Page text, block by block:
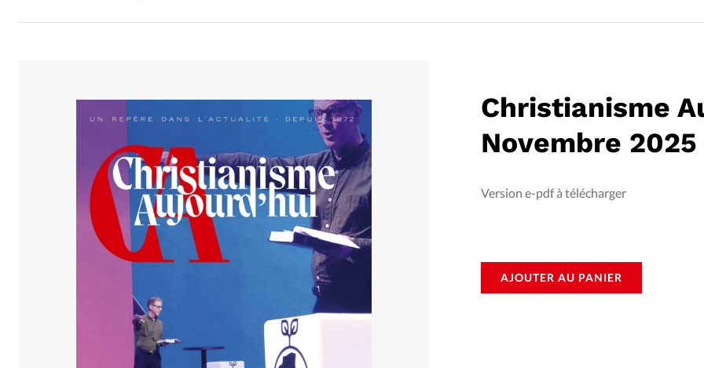
Culture
Dossier Eglises
Foi
Publireportage
Relations Aujourd'hui
Société
Tour du monde des Eglises
Trait d'Ixène
Vécu Vie Intérieure
La
La
Mon
Christianisme
Novembre 2025
Version e-pdf à télécharger
AJOUTER AU PANIER